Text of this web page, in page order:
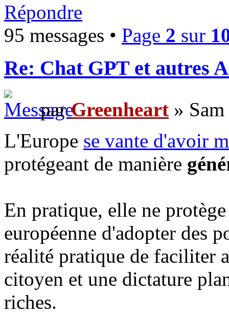
Répondre
95 messages • Page 2 sur
Re: Chat GPT et autres
parGreenheart »
L'Europe se vante d'avoir
protégeant de manière
En pratique, elle ne
européenne d'adopter des
réalité pratique de faciliter
citoyen et une dictature
riches.